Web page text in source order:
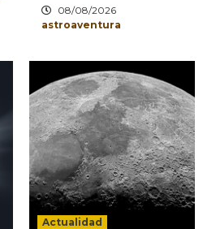
08/08/2026
astroaventura
Actualidad